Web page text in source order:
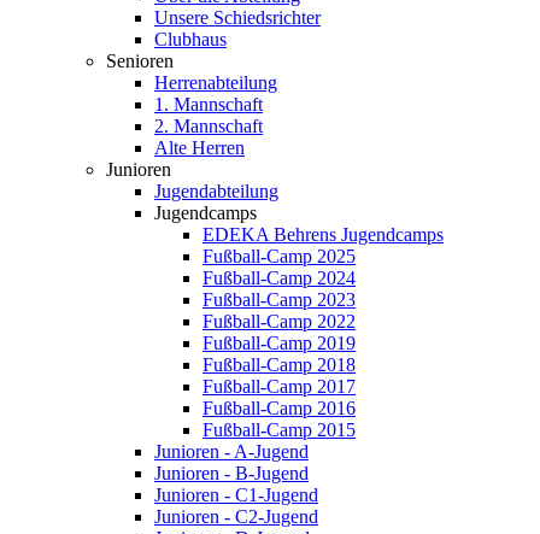
Unsere Schiedsrichter
Clubhaus
Senioren
Herrenabteilung
1. Mannschaft
2. Mannschaft
Alte Herren
Junioren
Jugendabteilung
Jugendcamps
EDEKA Behrens Jugendcamps
Fußball-Camp 2025
Fußball-Camp 2024
Fußball-Camp 2023
Fußball-Camp 2022
Fußball-Camp 2019
Fußball-Camp 2018
Fußball-Camp 2017
Fußball-Camp 2016
Fußball-Camp 2015
Junioren - A-Jugend
Junioren - B-Jugend
Junioren - C1-Jugend
Junioren - C2-Jugend